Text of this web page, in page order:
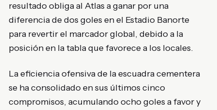
resultado obliga al Atlas a ganar por una
diferencia de dos goles en el Estadio Banorte
para revertir el marcador global, debido a la
posición en la tabla que favorece a los locales.
La eficiencia ofensiva de la escuadra cementera
se ha consolidado en sus últimos cinco
compromisos, acumulando ocho goles a favor y